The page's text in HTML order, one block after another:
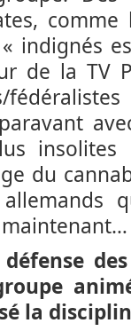
indignés
de la TV
insolites
du
maintenant…
la